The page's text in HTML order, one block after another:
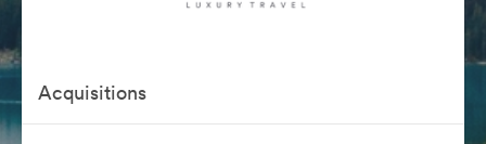
Acquisitions